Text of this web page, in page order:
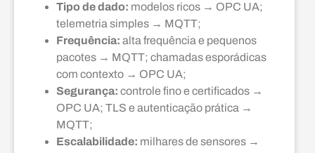
Tipo de dado: modelos ricos → OPC UA;
telemetria simples → MQTT;
Frequência: alta frequência e pequenos
pacotes → MQTT; chamadas esporádicas
com contexto → OPC UA;
Segurança: controle fino e certificados →
OPC UA; TLS e autenticação prática →
MQTT;
Escalabilidade: milhares de sensores →